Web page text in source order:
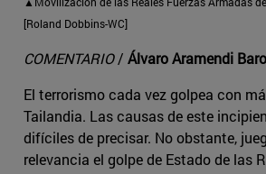
[Roland Dobbins-WC]
COMENTARIO/ Álvaro Aramendi Baro
El terrorismo cada vez golpea con
Tailandia. Las causas de este
difíciles de precisar. No obstante,
relevancia el golpe de Estado de las